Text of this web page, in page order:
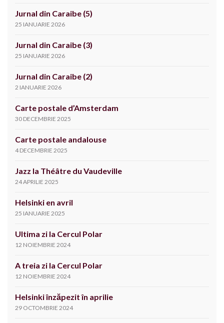
Jurnal din Caraibe (5)
25 IANUARIE 2026
Jurnal din Caraibe (3)
25 IANUARIE 2026
Jurnal din Caraibe (2)
2 IANUARIE 2026
Carte postale d’Amsterdam
30 DECEMBRIE 2025
Carte postale andalouse
4 DECEMBRIE 2025
Jazz la Théâtre du Vaudeville
24 APRILIE 2025
Helsinki en avril
25 IANUARIE 2025
Ultima zi la Cercul Polar
12 NOIEMBRIE 2024
A treia zi la Cercul Polar
12 NOIEMBRIE 2024
Helsinki înzăpezit în aprilie
29 OCTOMBRIE 2024